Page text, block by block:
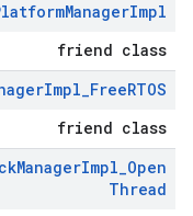
ManagerImpl
friend class
Impl_FreeRTOS
friend class
ManagerImpl_Open
Thread